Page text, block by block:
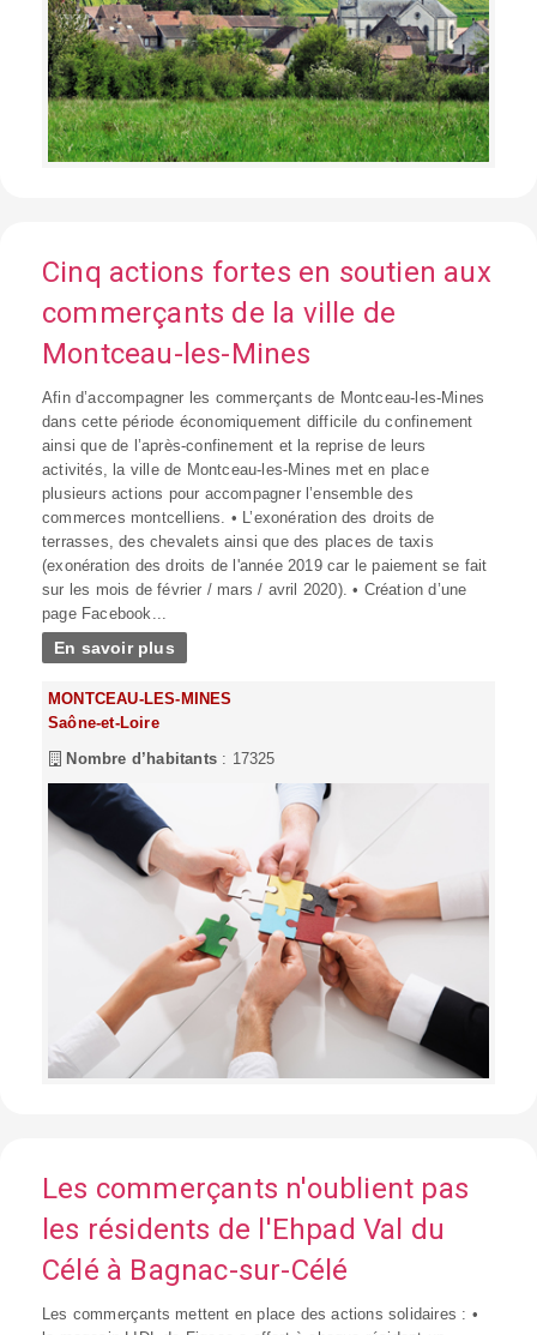
Cinq actions fortes en soutien aux
commerçants de la ville de
Montceau-les-Mines
Afin d’accompagner les commerçants de Montceau-les-Mines
dans cette période économiquement difficile du confinement
ainsi que de l’après-confinement et la reprise de leurs
activités, la ville de Montceau-les-Mines met en place
plusieurs actions pour accompagner l’ensemble des
commerces montcelliens. • L’exonération des droits de
terrasses, des chevalets ainsi que des places de taxis
(exonération des droits de l'année 2019 car le paiement se fait
sur les mois de février / mars / avril 2020). • Création d’une
page Facebook...
En savoir plus
MONTCEAU-LES-MINES
Saône-et-Loire
Nombre d’habitants : 17325
Les commerçants n'oublient pas
les résidents de l'Ehpad Val du
Célé à Bagnac-sur-Célé
Les commerçants mettent en place des actions solidaires : •